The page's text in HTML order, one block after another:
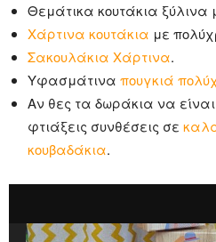
Θεμάτικα κουτάκια ξύλινα
Χάρτινα κουτάκια με
Σακουλάκια Χάρτινα.
Υφασμάτινα πουγκιά
Αν θες τα δωράκια να
φτιάξεις συνθέσεις σε
κουβαδάκια.